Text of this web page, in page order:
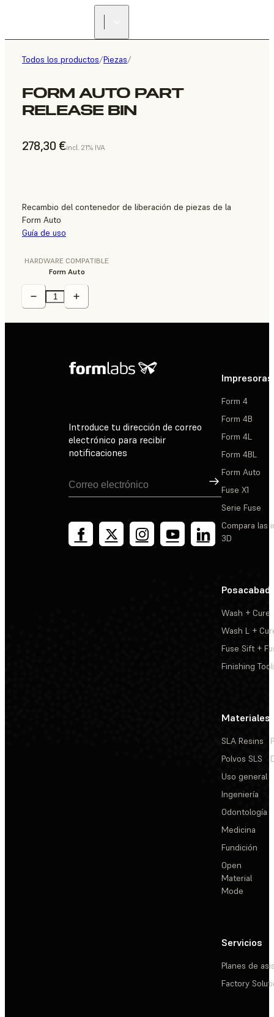
Todos los productos/Piezas/
FORM AUTO PART
RELEASE BIN
278,30 €incl. 21% IVA
Recambio del contenedor de liberación de piezas de la
Form Auto
Guía de uso
HARDWARE COMPATIBLE
Form Auto
Introduce tu dirección de correo
electrónico para recibir
notificaciones
Suscribirse
Impresoras
Form 4
Form 4B
Form 4L
Form 4BL
Form Auto
Fuse X1
Serie Fuse
Compara las
3D
Wash + Cure
Wash L +
Fuse Sift +
Finishing
Materiales
SLA Resins
Polvos SLS
Uso general
Ingeniería
Odontología
Medicina
Fundición
Open
Material
Mode
Servicios
Planes de
Factory